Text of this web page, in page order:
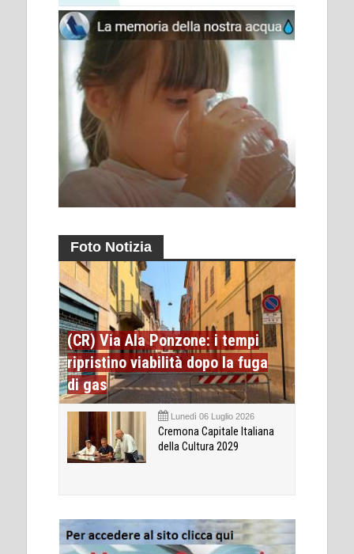
Foto Notizia
(CR) Via Ala Ponzone: i tempi
ripristino viabilità dopo la fuga
di gas
Lunedì 06 Luglio 2026
Cremona Capitale Italiana
della Cultura 2029